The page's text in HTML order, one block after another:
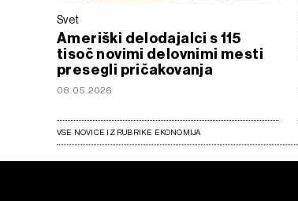
Svet
Ameriški delodajalci s 115
tisoč novimi delovnimi mesti
presegli pričakovanja
08.05.2026
VSE NOVICE IZ RUBRIKE EKONOMIJA